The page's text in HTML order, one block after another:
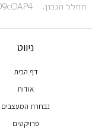
החלל הנכון. https://www.youtube.com/watch?v=dB_QO9cOAP4
ניווט
דף הבית
אודות
נבחרת המעצבים
פרויקטים